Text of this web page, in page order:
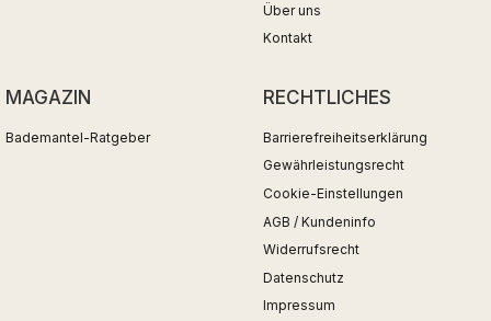
Über uns
Kontakt
MAGAZIN
Bademantel-Ratgeber
RECHTLICHES
Barrierefreiheitserklärung
Gewährleistungsrecht
Cookie-Einstellungen
AGB / Kundeninfo
Widerrufsrecht
Datenschutz
Impressum